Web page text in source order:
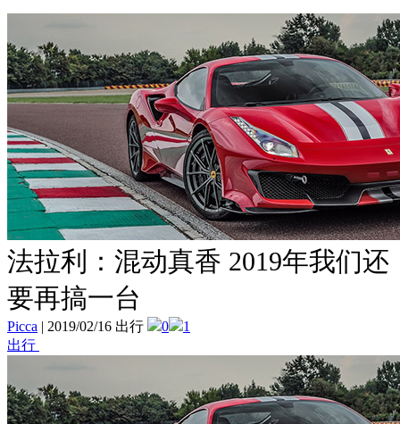
法拉利：混动真香 2019年我们还
要再搞一台
Picca | 2019/02/16 出行 0
1
出行